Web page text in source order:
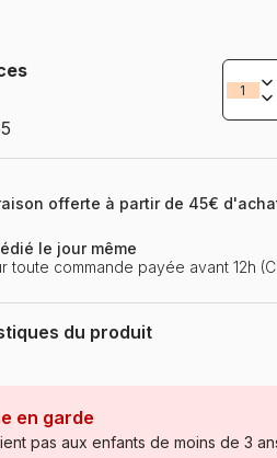
offerte à partir de 45€
le jour même
toute commande payée avant 12h
du produit
à partir
en garde
pas aux enfants de moins de 3